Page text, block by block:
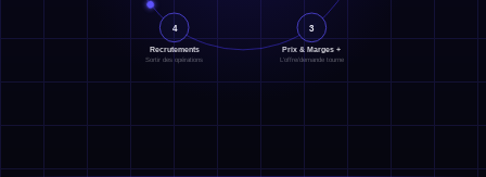
3
Prix & Marges +
L'offre/demande tourne
4
Recrutements
Sortir des opérations